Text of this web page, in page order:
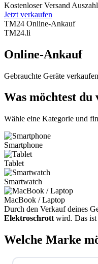
Kostenloser Versand
Jetzt verkaufen
TM24 Online-Ankauf
TM24.li
Online-Ankauf
Gebrauchte Geräte
Was möchtest du
Wähle eine Kategorie und
Smartphone
Tablet
Smartwatch
MacBook / Laptop
Durch den Verkauf deines
Elektroschrott wird. Das
Welche Marke